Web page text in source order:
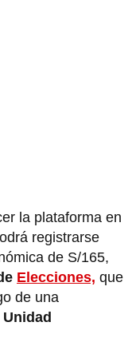
la plataforma en
registrarse
de S/165,
Elecciones, que
de una
Unidad